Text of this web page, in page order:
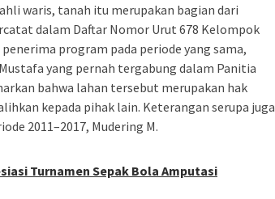
waris, tanah itu merupakan bagian dari
dalam Daftar Nomor Urut 678 Kelompok
program pada periode yang sama,
yang pernah tergabung dalam Panitia
bahwa lahan tersebut merupakan hak
kepada pihak lain. Keterangan serupa juga
2011–2017, Mudering M.
Turnamen Sepak Bola Amputasi